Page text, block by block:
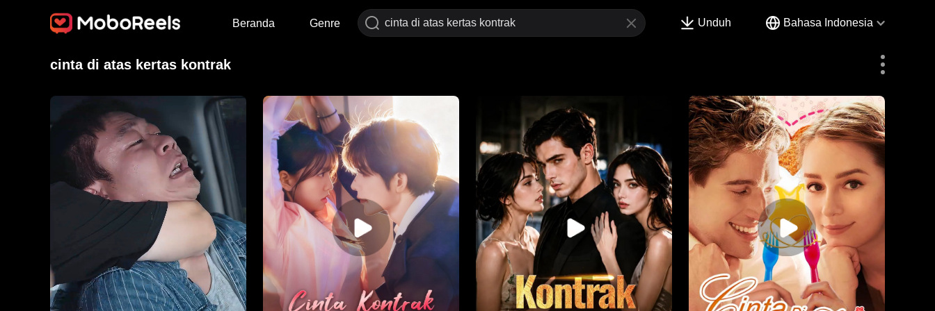
Beranda Genre Unduh Bahasa Indonesia
cinta di atas kertas kontrak